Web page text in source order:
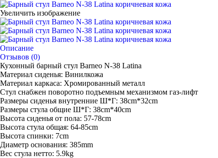
Увеличить изображение
Описание
Отзывов (0)
Кухонный барный стул Barneo N-38 Latina
Материал сиденья: Винилкожа
Материал каркаса: Хромированный металл
Стул снабжен поворотно подъемным механизмом газ-лифт
Размеры сиденья внутренние Ш*Г: 38cm*32cm
Размеры стула общие Ш*Г: 38cm*40cm
Высота сиденья от пола: 57-78cm
Высота стула общая: 64-85cm
Высота спинки: 7cm
Диаметр основания: 385mm
Вес стула нетто: 5.9kg